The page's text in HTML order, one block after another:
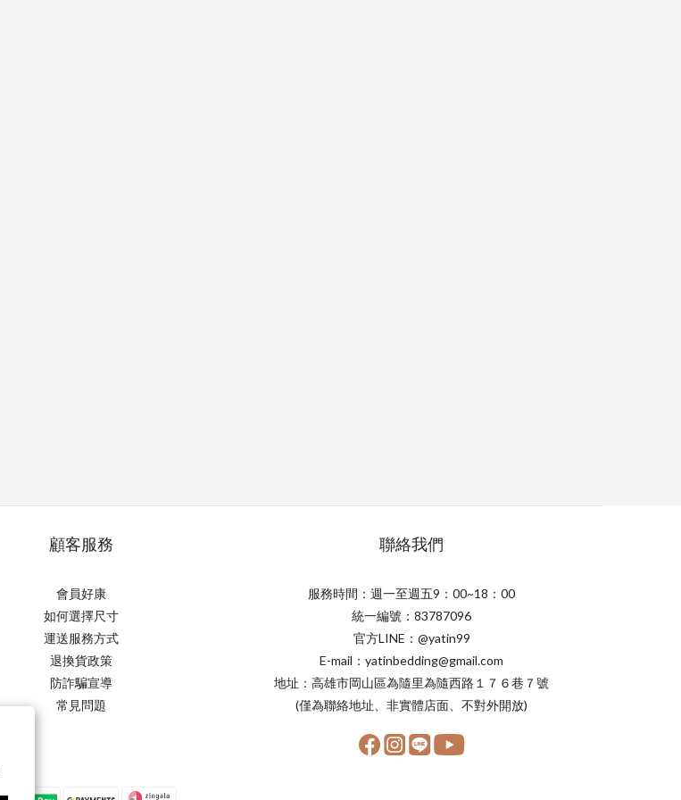
顧客服務
會員好康
如何選擇尺寸
運送服務方式
退換貨政策
防詐騙宣導
常見問題
聯絡我們
服務時間：週一至週五9：00~18：00
統一編號：83787096
官方LINE：@yatin99
E-mail：yatinbedding@gmail.com
地址：高雄市岡山區為隨里為隨西路１７６巷７號
(僅為聯絡地址、非實體店面、不對外開放)